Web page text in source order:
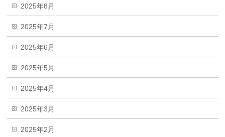
2025年8月
2025年7月
2025年6月
2025年5月
2025年4月
2025年3月
2025年2月